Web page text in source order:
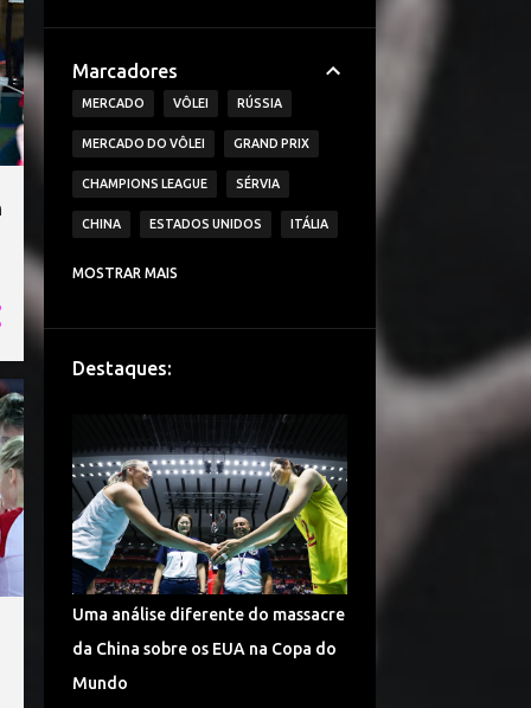
Marcadores
MERCADO VÔLEI RÚSSIA
MERCADO DO VÔLEI GRAND PRIX
CHAMPIONS LEAGUE SÉRVIA
CHINA ESTADOS UNIDOS ITÁLIA
LESÕES
TURQUIA DENTIL PRAIA CLUBE
É CAMPEÃO!
CAMPEONATO TURCO DE VÔLEI
COPA DO MUNDO ALEMANHA VÔLEI
MOSTRAR MAIS
Destaques:
Uma análise diferente do massacre
da China sobre os EUA na Copa do
Mundo